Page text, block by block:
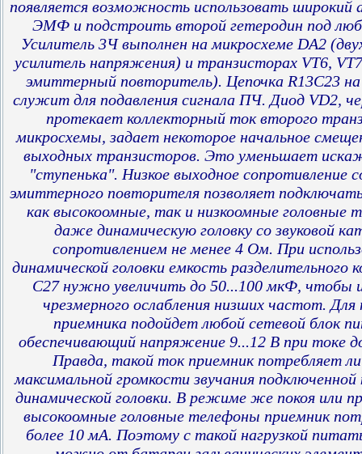
появляется возможность использовать широкий
ЭМФ и подстроить второй гетеродин под
Усилитель 3Ч выполнен на микросхеме DA2
усилитель напряжения) и транзисторах VT6,
эмиттерный повторитель). Цепочка R13C23
служит для подавления сигнала ПЧ. Диод VD2,
протекает коллекторный ток второго
микросхемы, задает некоторое начальное
выходных транзисторов. Это уменьшает
"ступенька". Низкое выходное сопротивление
эмиттерного повторителя позволяет
как высокоомные, так и низкоомные головные
даже динамическую головку со звуковой
сопротивлением не менее 4 Ом. При
динамической головки емкость разделительного
С27 нужно увеличить до 50...100 мкФ, чтобы
чрезмерного ослабления низших частот. Для
приемника подойдет любой сетевой блок
обеспечивающий напряжение 9...12 В при токе
Правда, такой ток приемник потребляет
максимальной громкости звучания подключенной
динамической головки. В режиме же покоя или
высокоомные головные телефоны приемник
более 10 мА. Поэтому с такой нагрузкой